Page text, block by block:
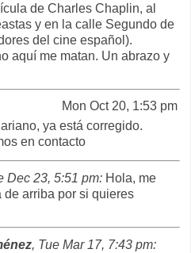
de Charles Chaplin, al
y en la calle Segundo de
del cine español).
aquí me matan. Un abrazo y
Mon Oct 20, 1:53 pm
ya está corregido.
en contacto
Dec 23, 5:51 pm: Hola, me
arriba por si quieres
, Tue Mar 17, 7:43 pm: